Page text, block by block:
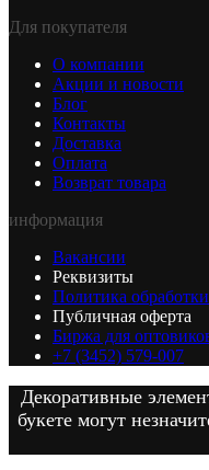
Для покупателя
О компании
Акции и новости
Блог
Контакты
Доставка
Оплата
Возврат товара
информация
Вакансии
Реквизиты
Политика
Публичная оферта
Биржа для
+7 (3452) 579-007
Декоративные
букете могут